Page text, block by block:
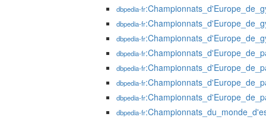
dbpedia-fr
dbpedia-fr
dbpedia-fr
dbpedia-fr
dbpedia-fr
dbpedia-fr
dbpedia-fr
dbpedia-fr